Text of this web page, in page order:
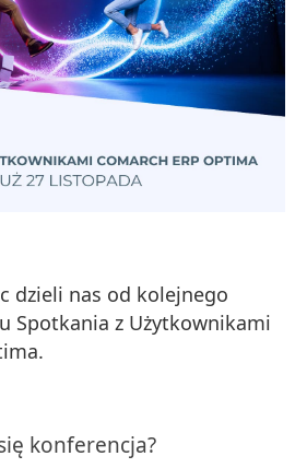
dzieli nas od kolejnego
Spotkania z Użytkownikami
konferencja?